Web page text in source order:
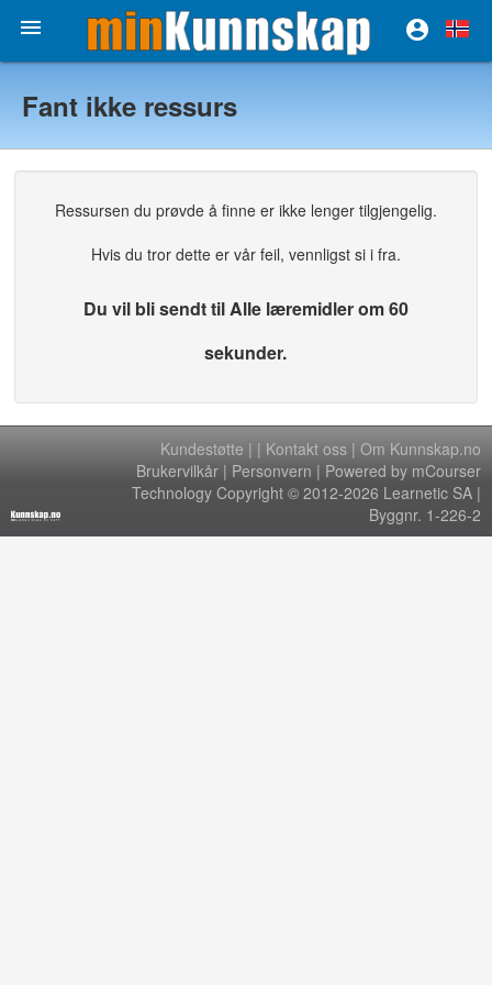


Fant ikke ressurs
Ressursen du prøvde å finne er ikke lenger tilgjengelig.
Hvis du tror dette er vår feil, vennligst si i fra.
Du vil bli sendt til Alle læremidler om 60
sekunder.
Kundestøtte | | Kontakt oss | Om Kunnskap.no
Brukervilkår | Personvern | Powered by mCourser
Technology Copyright © 2012-2026 Learnetic SA |
Byggnr. 1-226-2